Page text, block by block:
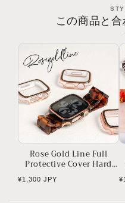
この商品と
Rose Gold Line Full
Protective Cover Hard
Type Apple Watch Case
Apple Watch
Regular
¥1,300 JPY